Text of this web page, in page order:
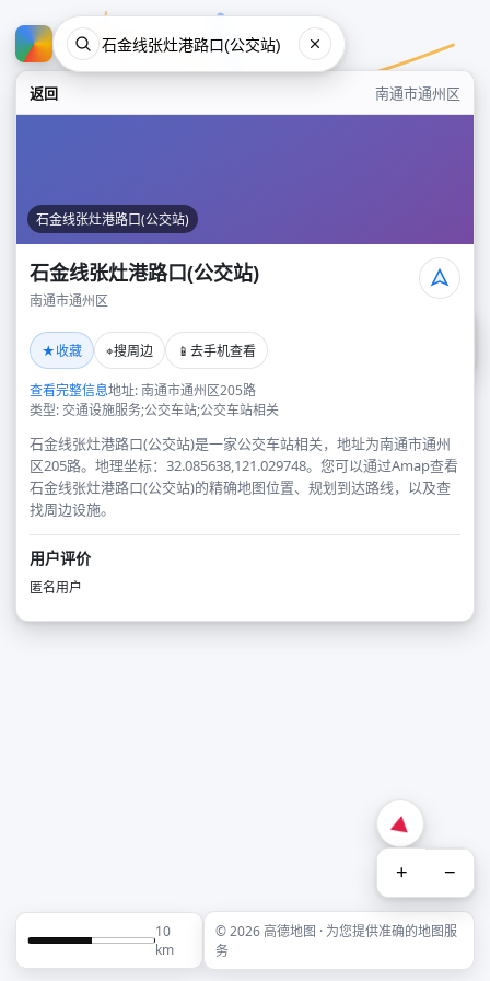
返回 南通市通州区
石金线张灶港路口(公交站)
石金线张灶港路口(公交站)
南通市通州区
★收藏 ⌖搜周边 📱 去手机查看
查看完整信息地址: 南通市通州区205路
类型: 交通设施服务;公交车站;公交车站相关
石金线张灶港路口(公交站)是一家公交车站相关，地址为南通市通州
区205路。地理坐标：32.085638,121.029748。您可以通过Amap查看
石金线张灶港路口(公交站)的精确地图位置、规划到达路线，以及查
找周边设施。
用户评价
匿名用户
+ −
10
km
© 2026 高德地图 · 为您提供准确的地图服
务